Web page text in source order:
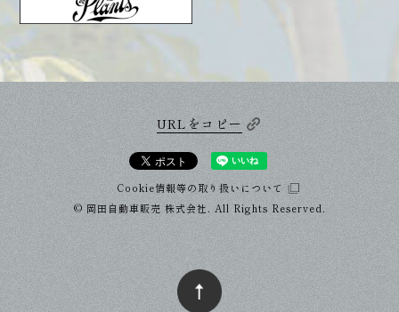
URLをコピー
Cookie情報等の取り扱いについて
© 岡田自動車販売 株式会社. All Rights Reserved.